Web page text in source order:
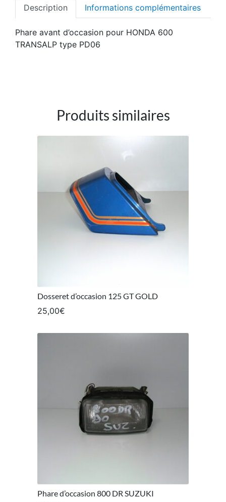
Description Informations complémentaires
Phare avant d’occasion pour HONDA 600
TRANSALP type PD06
Produits similaires
Dosseret d’occasion 125 GT GOLD
25,00€
Phare d’occasion 800 DR SUZUKI